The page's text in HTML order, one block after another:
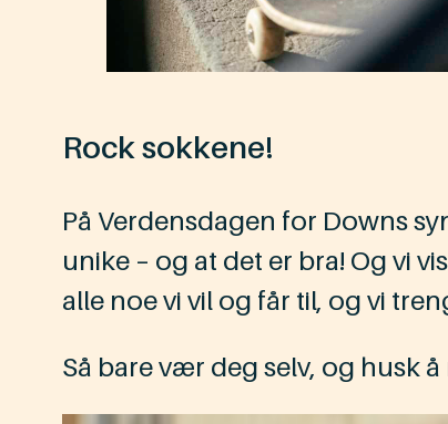
Rock sokkene!
På Verdensdagen for Downs
unike – og at det er bra! Og vi
alle noe vi vil og får til, og vi
Så bare vær deg selv, og husk